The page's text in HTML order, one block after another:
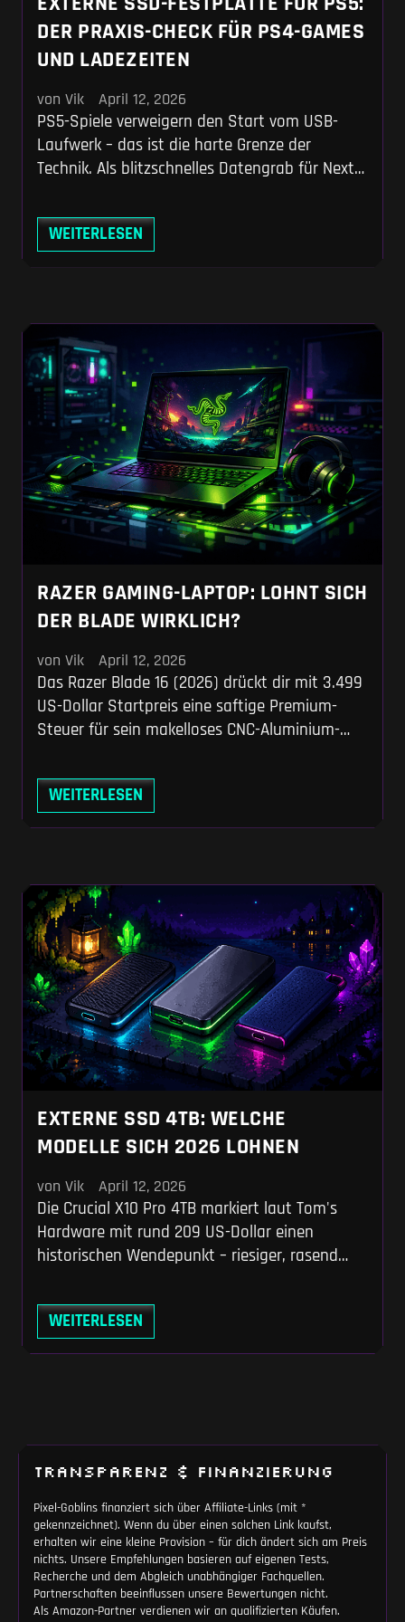
DER PRAXIS-CHECK FÜR PS4-GAMES
UND LADEZEITEN
von Vik April 12, 2026
PS5-Spiele verweigern den Start vom USB-
Laufwerk – das ist die harte Grenze der
Technik. Als blitzschnelles Datengrab für Next-
PS4-Bibliothek rettet dir eine externe SSD-
Festplatte dennoch den teuren internen
deklassiert und welches Modell wirklich an
deine Konsole gehört.
WEITERLESEN
RAZER GAMING-LAPTOP: LOHNT SICH
DER BLADE WIRKLICH?
von Vik April 12, 2026
Das Razer Blade 16 (2026) drückt dir mit 3.499
US-Dollar Startpreis eine saftige Premium-
Steuer für sein makelloses CNC-Aluminium-
Auge. Wir nehmen die Hardware-Dichte auf
unserem Prüfstand genau auseinander und
klären, wann dieser krasse Aufpreis echten
Zephyrus G16 mit, damit dein Budget am Ende
exakt in die FPS fließt, die du wirklich brauchst.
WEITERLESEN
EXTERNE SSD 4TB: WELCHE
MODELLE SICH 2026 LOHNEN
von Vik April 12, 2026
Die Crucial X10 Pro 4TB markiert laut Tom's
Hardware mit rund 209 US-Dollar einen
historischen Wendepunkt – riesiger, rasend
Du erfährst bei uns, welche Modelle im harten
Dauerbetrieb nicht einbrechen und warum ein
DIY-Setup aus Gehäuse und NVMe oft
WEITERLESEN
TRANSPARENZ & FINANZIERUNG
Pixel-Goblins finanziert sich über Affiliate-Links (mit *
gekennzeichnet). Wenn du über einen solchen Link kaufst,
erhalten wir eine kleine Provision – für dich ändert sich am Preis
nichts. Unsere Empfehlungen basieren auf eigenen Tests,
Recherche und dem Abgleich unabhängiger Fachquellen.
Partnerschaften beeinflussen unsere Bewertungen nicht.
Als Amazon-Partner verdienen wir an qualifizierten Käufen.